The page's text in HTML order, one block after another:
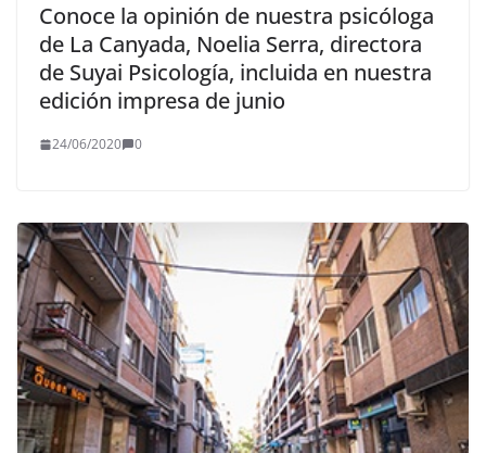
Conoce la opinión de nuestra psicóloga
de La Canyada, Noelia Serra, directora
de Suyai Psicología, incluida en nuestra
edición impresa de junio
24/06/2020 0